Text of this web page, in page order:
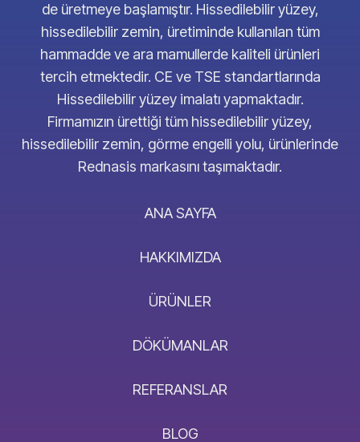
de üretmeye başlamıştır. Hissedilebilir yüzey,
hissedilebilir zemin, üretiminde kullanılan tüm
hammadde ve ara mamullerde kaliteli ürünleri
tercih etmektedir. CE ve TSE standartlarında
Hissedilebilir yüzey imalatı yapmaktadır.
Firmamızın ürettiği tüm hissedilebilir yüzey,
hissedilebilir zemin, görme engelli yolu, ürünlerinde
Rednasis markasını taşımaktadır.
ANA SAYFA
HAKKIMIZDA
ÜRÜNLER
DÖKÜMANLAR
REFERANSLAR
BLOG